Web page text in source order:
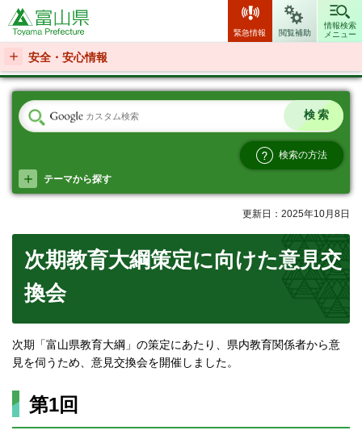
富山県
緊急情報 閲覧補助
情報検索
メニュー
安全・安心情報
検索の方法
テーマから探す
更新日：2025年10月8日
次期教育大綱策定に向けた意見交
換会
次期「富山県教育大綱」の策定にあたり、県内教育関係者から意
見を伺うため、意見交換会を開催しました。
第1回